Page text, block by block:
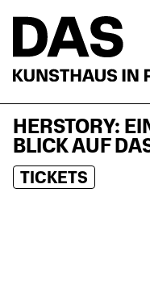
HERSTORY:
BLICK AUF
TICKETS